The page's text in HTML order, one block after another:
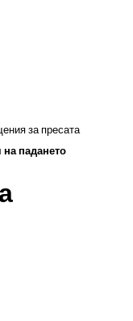
за пресата
падането